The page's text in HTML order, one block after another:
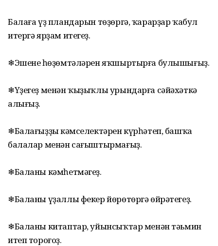
Балаға үҙ пландарын төҙөргә, ҡарарҙар ҡабул
итергә ярҙам итегеҙ.
❄Эшенең һөҙөмтәләрен яҡшыртырға булышығыҙ.
❄Үҙегеҙ менән ҡыҙыҡлы урындарға сәйәхәткә
алығыҙ.
❄Балағыҙҙың кәмселектәрен күрһәтеп, башҡа
балалар менән сағыштырмағыҙ.
❄Баланы кәмһетмәгеҙ.
❄Баланы үҙаллы фекер йөрөтөргә өйрәтегеҙ.
❄Баланы китаптар, уйынсыҡтар менән тәьмин
итеп тороғоҙ.